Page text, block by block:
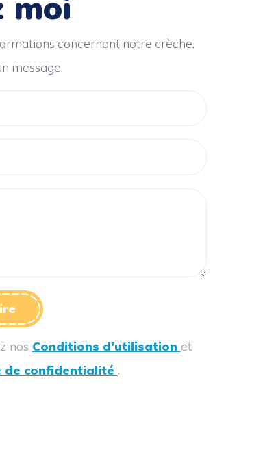
concernant notre crèche,
message.
nos Conditions d'utilisation et
de confidentialité .